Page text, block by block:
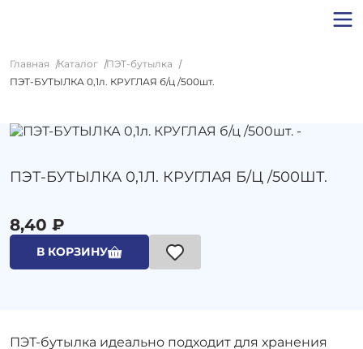
Главная Каталог
ПЭТ-бутылка
ПЭТ-БУТЫЛКА 0,1л. КРУГЛАЯ б/ц /500шт.
ПЭТ-БУТЫЛКА 0,1Л. КРУГЛАЯ Б/Ц /500ШТ.
8,40 ₽
В КОРЗИНУ
ПЭТ-бутылка идеально подходит для хранения